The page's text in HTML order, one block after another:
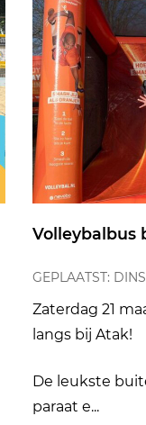
Volleybalbus
GEPLAATST:
Zaterdag 21
langs bij Atak!
De leukste
paraat e...